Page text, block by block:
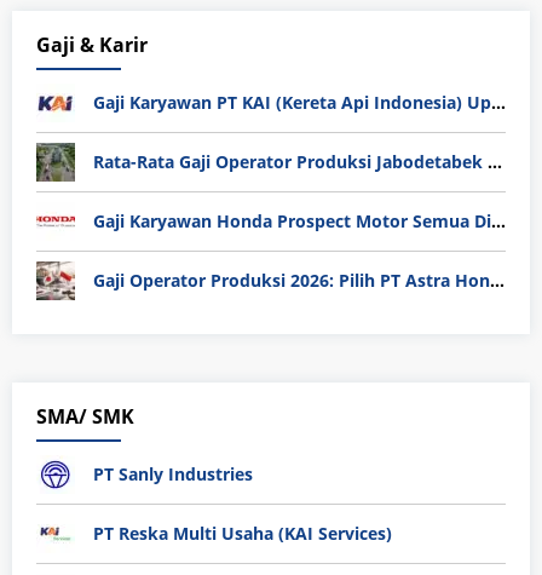
Gaji & Karir
Gaji Karyawan PT KAI (Kereta Api Indonesia) Update 2025
Rata-Rata Gaji Operator Produksi Jabodetabek 2025: Bedah Tuntas UMK, Lemburan, dan Realita Hidup Buruh
Gaji Karyawan Honda Prospect Motor Semua Divisi
Gaji Operator Produksi 2026: Pilih PT Astra Honda Motor (AHM) atau Manufaktur di Jepang?
SMA/ SMK
PT Sanly Industries
PT Reska Multi Usaha (KAI Services)